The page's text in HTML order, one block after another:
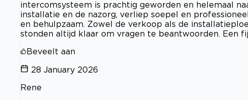
intercomsysteem is prachtig geworden en helemaal
installatie en de nazorg, verliep soepel en
en behulpzaam. Zowel de verkoop als de
stonden altijd klaar om vragen te beantwoorden. Een
Beveelt aan
28 January 2026
Rene